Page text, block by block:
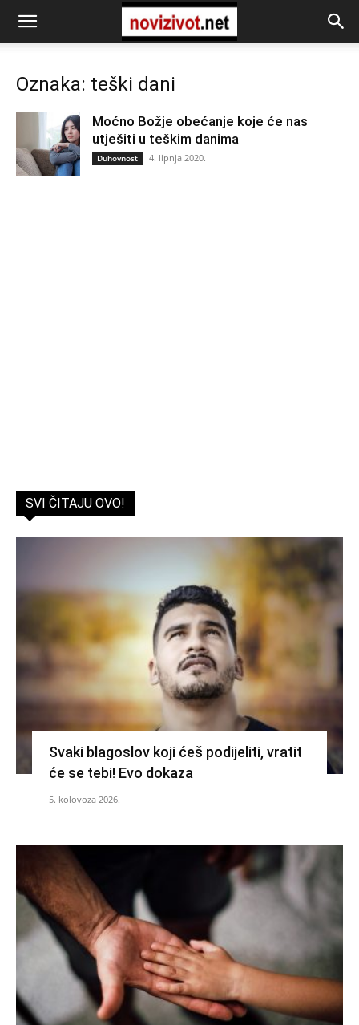
Oznaka: teški dani
Moćno Božje obećanje koje će nas
utješiti u teškim danima
Duhovnost 4. lipnja 2020.
SVI ČITAJU OVO!
Svaki blagoslov koji ćeš podijeliti, vratit
će se tebi! Evo dokaza
5. kolovoza 2026.